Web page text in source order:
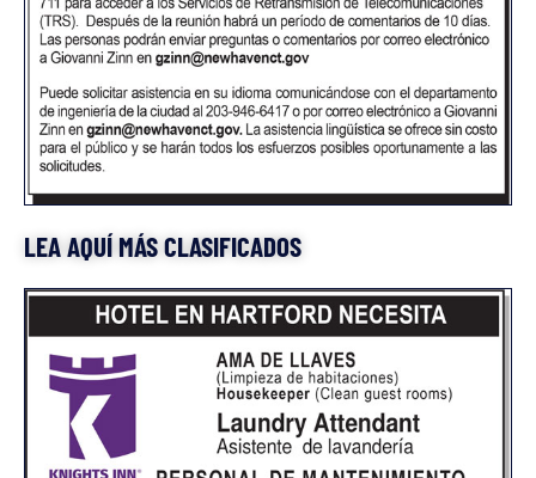
LEA AQUÍ MÁS CLASIFICADOS